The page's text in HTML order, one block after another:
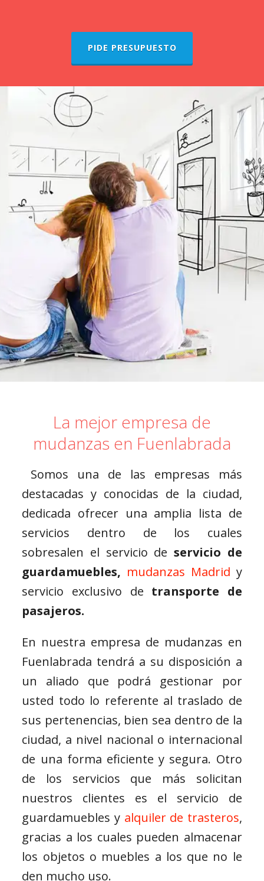
PIDE PRESUPUESTO
La mejor empresa de
mudanzas en Fuenlabrada
Somos una de las empresas más
destacadas y conocidas de la ciudad,
dedicada ofrecer una amplia lista de
servicios dentro de los cuales
sobresalen el servicio de servicio de
guardamuebles, mudanzas Madrid y
servicio exclusivo de transporte de
pasajeros.
En nuestra empresa de mudanzas en
Fuenlabrada tendrá a su disposición a
un aliado que podrá gestionar por
usted todo lo referente al traslado de
sus pertenencias, bien sea dentro de la
ciudad, a nivel nacional o internacional
de una forma eficiente y segura. Otro
de los servicios que más solicitan
nuestros clientes es el servicio de
guardamuebles y alquiler de trasteros,
gracias a los cuales pueden almacenar
los objetos o muebles a los que no le
den mucho uso.